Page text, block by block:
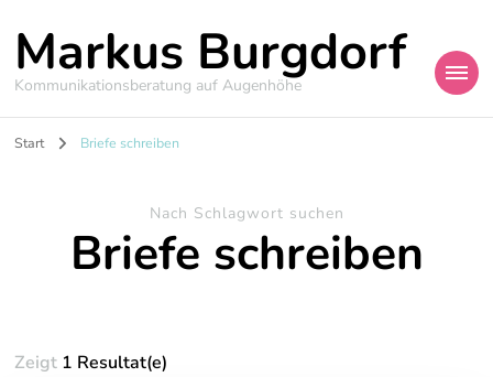
Markus Burgdorf
Kommunikationsberatung auf Augenhöhe
Start Briefe schreiben
Nach Schlagwort suchen
Briefe schreiben
Zeigt 1 Resultat(e)